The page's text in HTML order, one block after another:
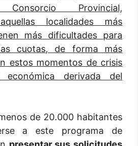
Provincial,
localidades más
más dificultades para
cuotas, de forma más
estos momentos de crisis
derivada del
de 20.000 habitantes
a este programa de